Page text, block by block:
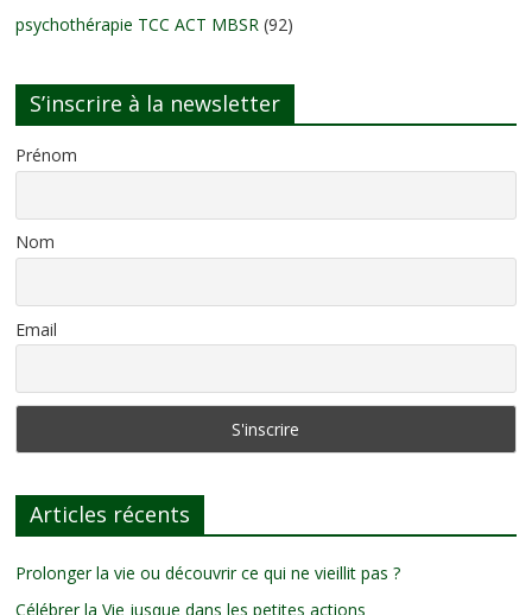
psychothérapie TCC ACT MBSR (92)
S’inscrire à la newsletter
Prénom
Nom
Email
Articles récents
Prolonger la vie ou découvrir ce qui ne vieillit pas ?
Célébrer la Vie jusque dans les petites actions